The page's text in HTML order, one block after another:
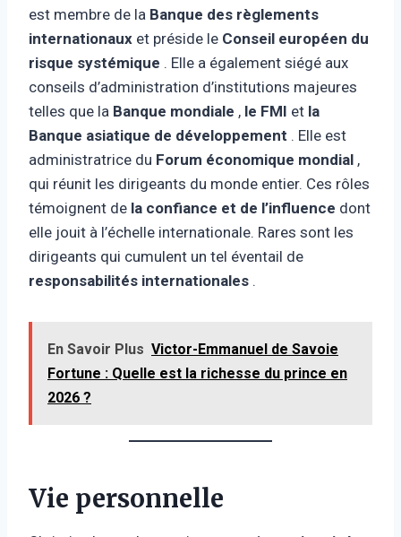
est membre de la Banque des règlements
internationaux et préside le Conseil européen du
risque systémique . Elle a également siégé aux
conseils d’administration d’institutions majeures
telles que la Banque mondiale , le FMI et la
Banque asiatique de développement . Elle est
administratrice du Forum économique mondial ,
qui réunit les dirigeants du monde entier. Ces rôles
témoignent de la confiance et de l’influence dont
elle jouit à l’échelle internationale. Rares sont les
dirigeants qui cumulent un tel éventail de
responsabilités internationales .
En Savoir Plus Victor-Emmanuel de Savoie
Fortune : Quelle est la richesse du prince en
2026 ?
Vie personnelle